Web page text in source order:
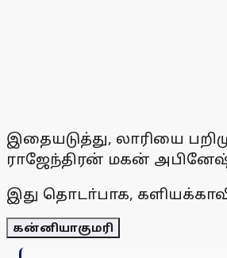
இதையடுத்து, லாரியை
ராஜேந்திரன் மகன்
இது தொடா்பாக,
கன்னியாகுமரி